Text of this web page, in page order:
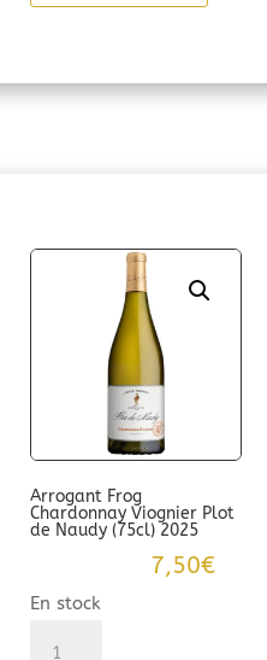
Frog
(75cl)
Arrogant Frog
Chardonnay Viognier Plot
de Naudy (75cl) 2025
7,50€
En stock